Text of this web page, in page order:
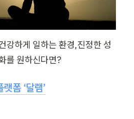
강하게 일하는 환경,진정한 성
를 원하신다면?
폼 ‘달램’